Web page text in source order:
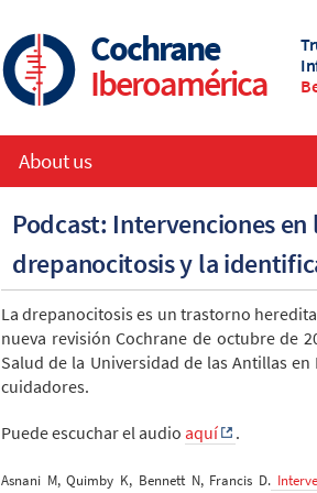
Cochrane
Iberoamérica
Podcast: Intervenciones
drepanocitosis y la
La drepanocitosis es un trastorno
nueva revisión Cochrane de octubre de
Salud de la Universidad de las Antillas
cuidadores.
Puede escuchar el audio aquí .
Asnani M, Quimby K, Bennett N, Francis D.
Main
navigation
About us